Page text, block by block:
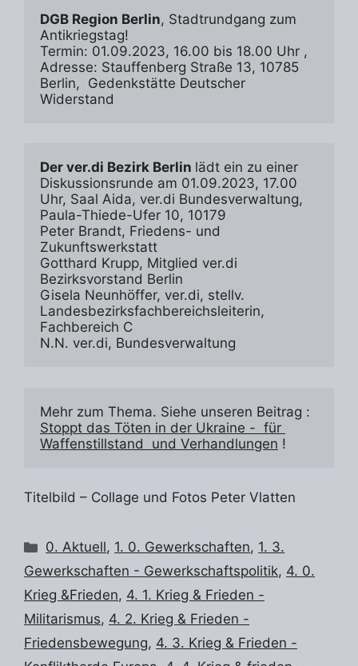
DGB Region Berlin, Stadtrundgang zum
Antikriegstag!
Termin: 01.09.2023, 16.00 bis 18.00 Uhr ,
Adresse: Stauffenberg Straße 13, 10785
Berlin,  Gedenkstätte Deutscher
Widerstand
Der ver.di Bezirk Berlin lädt ein zu einer
Diskussionsrunde am 01.09.2023, 17.00
Uhr, Saal Aida, ver.di Bundesverwaltung,
Paula-Thiede-Ufer 10, 10179
Peter Brandt, Friedens- und
Zukunftswerkstatt
Gotthard Krupp, Mitglied ver.di
Bezirksvorstand Berlin
Gisela Neunhöffer, ver.di, stellv.
Landesbezirksfachbereichsleiterin,
Fachbereich C
N.N. ver.di, Bundesverwaltung
Stoppt das Töten in der Ukraine -  für
Waffenstillstand  und Verhandlungen !
Titelbild – Collage und Fotos Peter Vlatten
Kategorien
0. Aktuell, 1. 0. Gewerkschaften, 1. 3.
Gewerkschaften - Gewerkschaftspolitik, 4. 0.
Krieg &Frieden, 4. 1. Krieg & Frieden -
Militarismus, 4. 2. Krieg & Frieden -
Friedensbewegung, 4. 3. Krieg & Frieden -